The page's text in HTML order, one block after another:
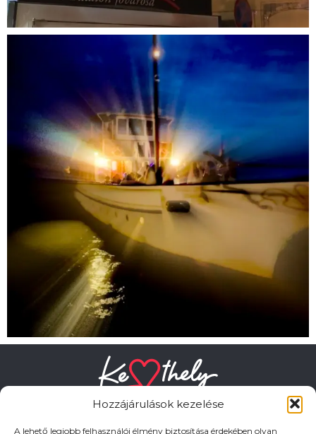
Hozzájárulások kezelése
A lehető legjobb felhasználói élmény biztosítása érdekében olyan